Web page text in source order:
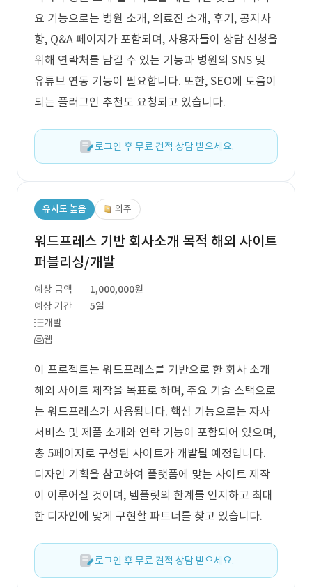
요 기능으로는 병원 소개, 의료진 소개, 후기, 공지사
항, Q&A 페이지가 포함되며, 사용자들이 상담 신청을
위해 연락처를 남길 수 있는 기능과 병원의 SNS 및
유튜브 연동 기능이 필요합니다. 또한, SEO에 도움이
되는 플러그인 추천도 요청되고 있습니다.
로그인 후 무료 견적 상담 받으세요.
유사도 높음 외주
워드프레스 기반 회사소개 목적 해외 사이트
퍼블리싱/개발
예상 금액
1,000,000원
예상 기간
5일
개발
웹
이 프로젝트는 워드프레스를 기반으로 한 회사 소개
해외 사이트 제작을 목표로 하며, 주요 기술 스택으로
는 워드프레스가 사용됩니다. 핵심 기능으로는 자사
서비스 및 제품 소개와 연락 기능이 포함되어 있으며,
총 5페이지로 구성된 사이트가 개발될 예정입니다.
디자인 기획을 참고하여 플랫폼에 맞는 사이트 제작
이 이루어질 것이며, 템플릿의 한계를 인지하고 최대
한 디자인에 맞게 구현할 파트너를 찾고 있습니다.
로그인 후 무료 견적 상담 받으세요.